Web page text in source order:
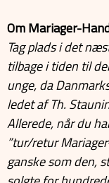
Om Mariager-
Tag plads i det
tilbage i tiden til
unge, da
ledet af Th.
Allerede, når du
”tur/retur
ganske som den,